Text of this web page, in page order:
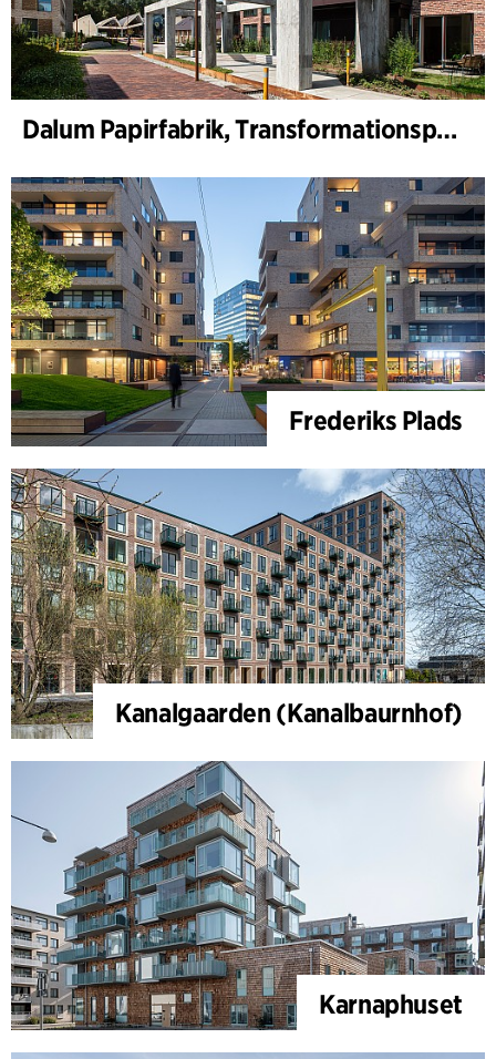
Dalum Papirfabrik, Transformationsplan
Frederiks Plads
Kanalgaarden (Kanalbaurnhof)
Karnaphuset